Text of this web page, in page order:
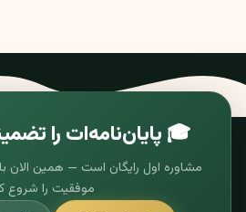
🎓 پایان‌نامه‌ات را
مشاوره اول رایگان است — همین الان
موفقیت را شروع